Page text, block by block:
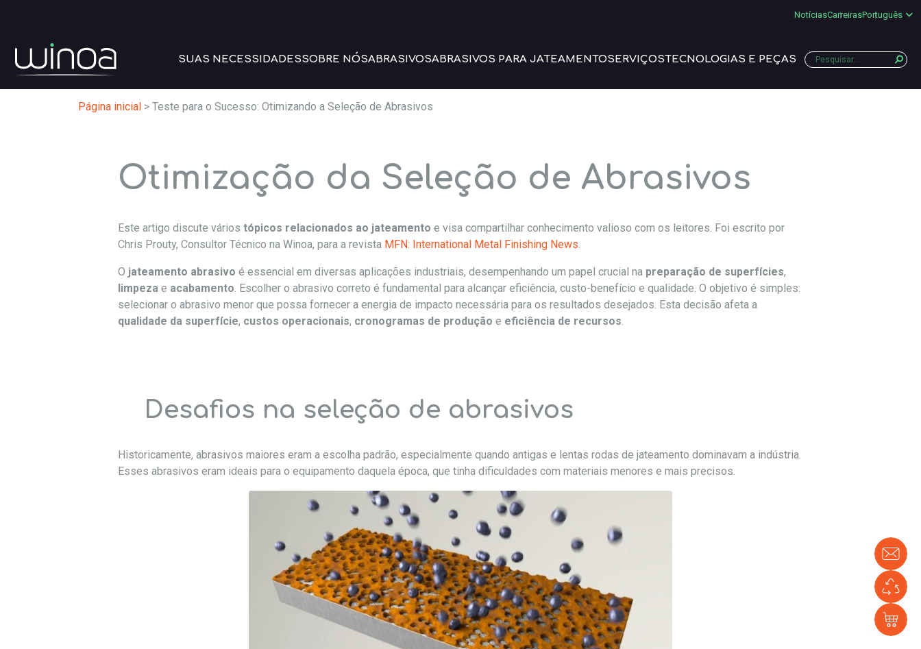
NotíciasCarreirasPortuguês
SUAS NECESSIDADESSOBRE NÓSABRASIVOSABRASIVOS PARA JATEAMENTOSERVIÇOSTECNOLOGIAS E PEÇAS
Página inicial > Teste para o Sucesso: Otimizando a Seleção de Abrasivos
Otimização da Seleção de Abrasivos
Este artigo discute vários tópicos relacionados ao jateamento e visa compartilhar conhecimento valioso com os leitores. Foi escrito por
Chris Prouty, Consultor Técnico na Winoa, para a revista MFN: International Metal Finishing News.
O jateamento abrasivo é essencial em diversas aplicações industriais, desempenhando um papel crucial na preparação de superfícies,
limpeza e acabamento. Escolher o abrasivo correto é fundamental para alcançar eficiência, custo-benefício e qualidade. O objetivo é simples:
selecionar o abrasivo menor que possa fornecer a energia de impacto necessária para os resultados desejados. Esta decisão afeta a
qualidade da superfície, custos operacionais, cronogramas de produção e eficiência de recursos.
Desafios na seleção de abrasivos
Historicamente, abrasivos maiores eram a escolha padrão, especialmente quando antigas e lentas rodas de jateamento dominavam a indústria.
Esses abrasivos eram ideais para o equipamento daquela época, que tinha dificuldades com materiais menores e mais precisos.